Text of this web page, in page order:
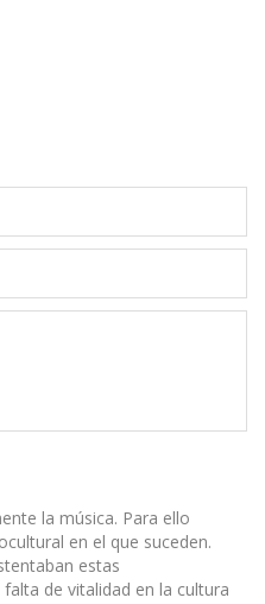
la música. Para ello
en el que suceden.
estas
de vitalidad en la cultura